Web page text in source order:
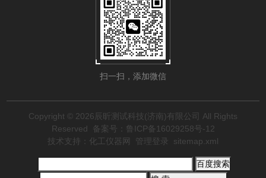
扫一扫，添加微信
Copyright © 2026辰昕测试科技(济南)有限公司 All Rights
Reserved
备案号：鲁ICP备16029258号-12
技术支持： 化工仪器网 管理登录 sitemap.xml